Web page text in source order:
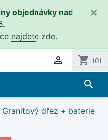
objednávky nad
najdete zde.
×
 shopping_cart (0)
search
Granitový dřez + baterie